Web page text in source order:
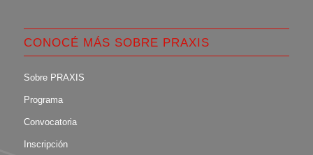
CONOCÉ MÁS SOBRE PRAXIS
Sobre PRAXIS
Programa
Convocatoria
Inscripción